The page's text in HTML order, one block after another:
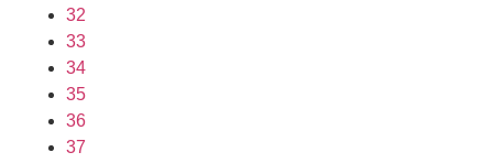
32
33
34
35
36
37